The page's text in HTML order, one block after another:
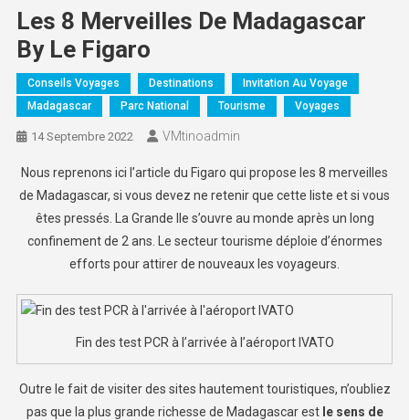
Les 8 Merveilles De Madagascar
By Le Figaro
Conseils Voyages Destinations
Invitation Au Voyage
Madagascar
Parc National Tourisme Voyages
14 Septembre 2022 VMtinoadmin
Nous reprenons ici l’article du Figaro qui propose les 8 merveilles
de Madagascar, si vous devez ne retenir que cette liste et si vous
êtes pressés.
La Grande Ile s’ouvre au monde après un long
confinement de 2 ans. Le secteur tourisme déploie d’énormes
efforts pour attirer de nouveaux les voyageurs.
Fin des test PCR à l’arrivée à l’aéroport IVATO
Outre le fait de visiter des sites hautement touristiques, n’oubliez
pas que la plus grande richesse de Madagascar est le sens de